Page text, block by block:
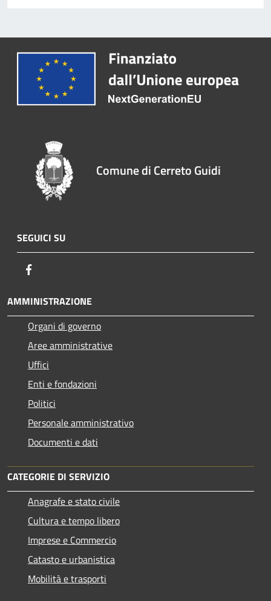
Comune di Cerreto Guidi
SEGUICI SU
AMMINISTRAZIONE
Organi di governo
Aree amministrative
Uffici
Enti e fondazioni
Politici
Personale amministrativo
Documenti e dati
CATEGORIE DI SERVIZIO
Anagrafe e stato civile
Cultura e tempo libero
Imprese e Commercio
Catasto e urbanistica
Mobilità e trasporti